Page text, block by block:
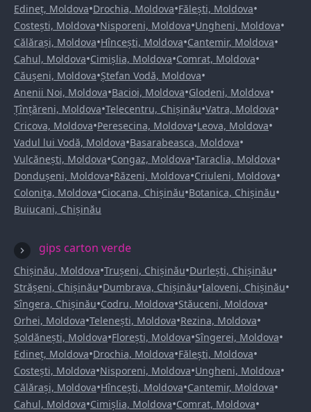
Edineț, Moldova•Drochia, Moldova•Fălești, Moldova•
Costești, Moldova•Nisporeni, Moldova•Ungheni, Moldova•
Călărași, Moldova•Hîncești, Moldova•Cantemir, Moldova•
Cahul, Moldova•Cimișlia, Moldova•Comrat, Moldova•
Căușeni, Moldova•Ștefan Vodă, Moldova•
Anenii Noi, Moldova•Bacioi, Moldova•Glodeni, Moldova•
Țînțăreni, Moldova•Telecentru, Chișinău•Vatra, Moldova•
Cricova, Moldova•Peresecina, Moldova•Leova, Moldova•
Vadul lui Vodă, Moldova•Basarabeasca, Moldova•
Vulcănești, Moldova•Congaz, Moldova•Taraclia, Moldova•
Dondușeni, Moldova•Răzeni, Moldova•Criuleni, Moldova•
Colonița, Moldova•Ciocana, Chișinău•Botanica, Chișinău•
Buiucani, Chișinău
gips carton verde
Chișinău, Moldova•Trușeni, Chișinău•Durlești, Chișinău•
Strășeni, Chișinău•Dumbrava, Chișinău•Ialoveni, Chișinău•
Sîngera, Chișinău•Codru, Moldova•Stăuceni, Moldova•
Orhei, Moldova•Telenești, Moldova•Rezina, Moldova•
Șoldănești, Moldova•Florești, Moldova•Sîngerei, Moldova•
Edineț, Moldova•Drochia, Moldova•Fălești, Moldova•
Costești, Moldova•Nisporeni, Moldova•Ungheni, Moldova•
Călărași, Moldova•Hîncești, Moldova•Cantemir, Moldova•
Cahul, Moldova•Cimișlia, Moldova•Comrat, Moldova•